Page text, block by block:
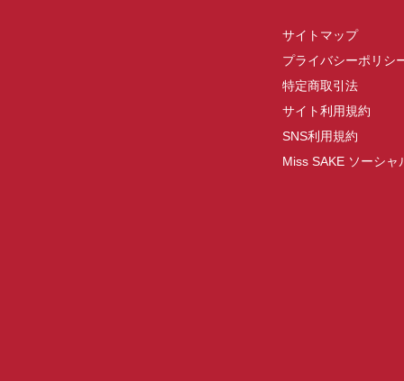
サイトマップ
プライバシーポリシ
特定商取引法
サイト利用規約
SNS利用規約
Miss SAKE ソーシ